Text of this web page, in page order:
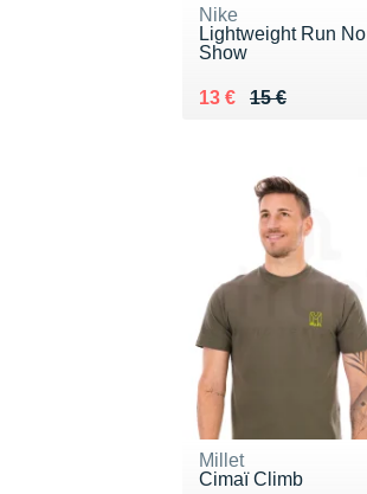
Nike
Lightweight Run No
Show
15 €
Au lieu de 15 €
13 €
Vendu 13 €
Millet
Cimaï Climb